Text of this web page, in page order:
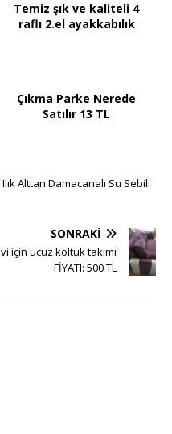
Temiz şık ve kaliteli 4
raflı 2.el ayakkabılık
Çıkma Parke Nerede
Satılır 13 TL
Alttan Damacanalı Su Sebili
SONRAKI
için ucuz koltuk takımı
FİYATI: 500 TL